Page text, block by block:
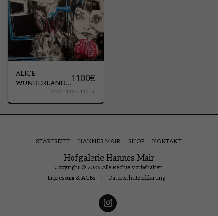
ALICE
WUNDERLAND -
1100€
2/22 - 110 x 110 cm
Hofgalerie Hannes Mair
Copyright © 2026 Alle Rechte vorbehalten.
Impressum & AGBs| Datenschutzerklärung
STARTSEITE HANNES MAIR SHOP KONTAKT